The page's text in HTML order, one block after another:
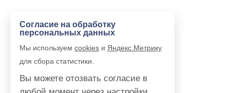
Согласие на обработку
персональных данных
Мы используем cookies и Яндекс.Метрику
для сбора статистики.
Вы можете отозвать согласие в